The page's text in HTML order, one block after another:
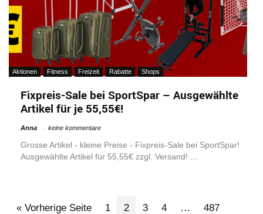
Aktionen Fitness Freizeit Rabatte Shops
Fixpreis-Sale bei SportSpar – Ausgewählte
Artikel für je 55,55€!
Anna keine kommentare
Grosse Artikel - kleine Preise - Fixpreis-Sale bei SportSpar!
Ausgewählte Artikel für 55,55€ zzgl. Versand! ...
« Vorherige Seite 1 2 3 4 … 487